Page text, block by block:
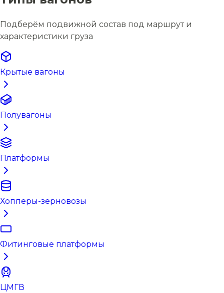
Подберём подвижной состав под маршрут и
характеристики груза
Крытые вагоны
Полувагоны
Платформы
Хопперы-зерновозы
Фитинговые платформы
ЦМГВ